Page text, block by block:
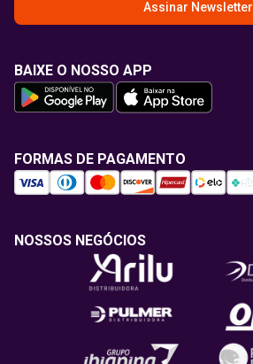
Assinar Newsletter
BAIXE O NOSSO APP
FORMAS DE PAGAMENTO
NOSSOS NEGÓCIOS